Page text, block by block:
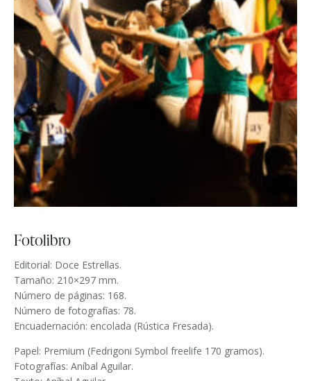
Fotolibro
Editorial: Doce Estrellas.
Tamaño: 210×297 mm.
Número de páginas: 168.
Número de fotografías: 78.
Encuadernación: encolada (Rústica Fresada).
Papel: Premium (Fedrigoni Symbol freelife 170 gramos).
Fotografías: Aníbal Aguilar.